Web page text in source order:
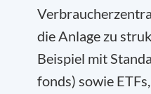
die Anlage zu
Beispiel mit
fonds) sowie